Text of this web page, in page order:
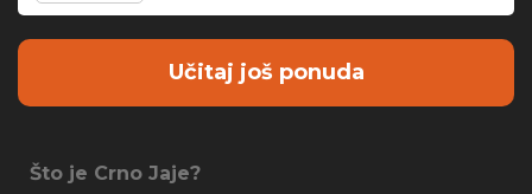
Učitaj još ponuda
Što je Crno Jaje?